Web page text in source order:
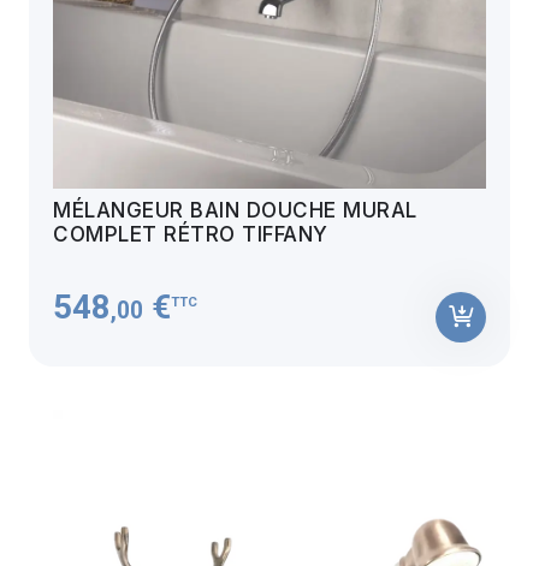
MÉLANGEUR BAIN DOUCHE MURAL
COMPLET RÉTRO TIFFANY
548,00 €TTC